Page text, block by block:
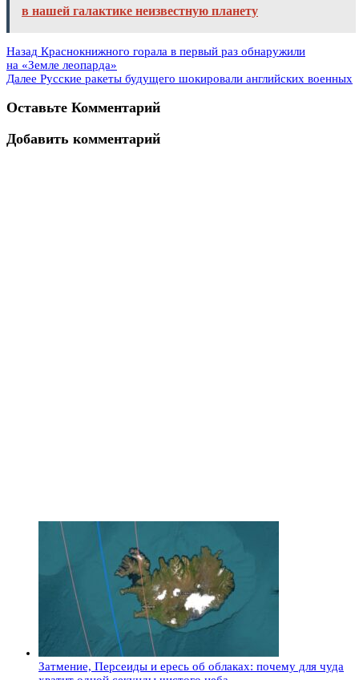
в нашей галактике неизвестную планету
Назад Краснокнижного горала в первый раз обнаружили
на «Земле леопарда»
Далее Русские ракеты будущего шокировали английских военных
Оставьте Комментарий
Добавить комментарий
Затмение, Персеиды и ересь об облаках: почему для чуда